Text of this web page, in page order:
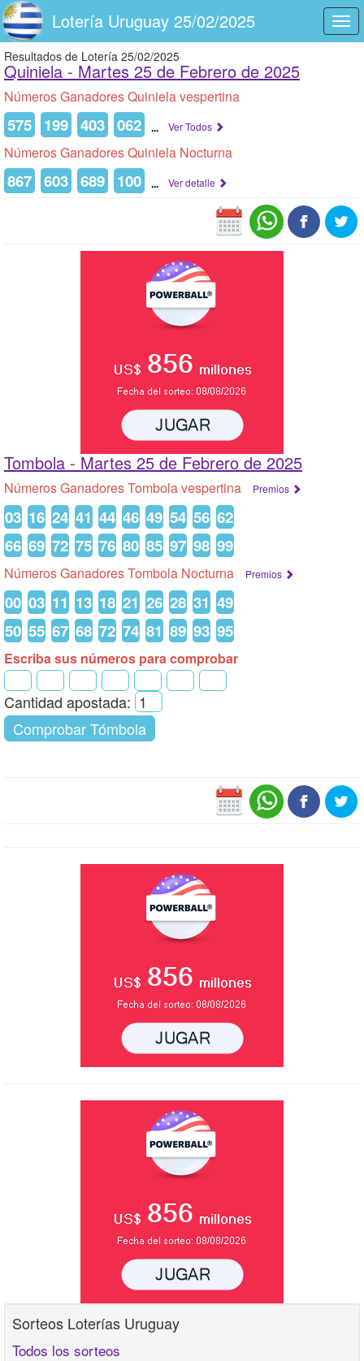
Lotería Uruguay 25/02/2025
Resultados de Lotería 25/02/2025
Quiniela - Martes 25 de Febrero de 2025
Números Ganadores Quiniela vespertina
575 199 403 062 ... Ver Todos
Números Ganadores Quiniela Nocturna
867 603 689 100 ... Ver detalle
Tombola - Martes 25 de Febrero de 2025
Números Ganadores Tombola vespertina Premios
03 16 24 41 44 46 49 54 56 62
66 69 72 75 76 80 85 97 98 99
Números Ganadores Tombola Nocturna Premios
00 03 11 13 18 21 26 28 31 49
50 55 67 68 72 74 81 89 93 95
Escriba sus números para comprobar
Cantidad apostada:
Comprobar Tómbola
Sorteos Loterías Uruguay
Todos los sorteos